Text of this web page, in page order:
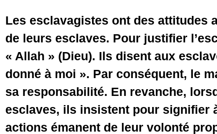
Les esclavagistes ont des attitudes
de leurs esclaves. Pour justifier
« Allah » (Dieu). Ils disent aux
donné à moi ». Par conséquent, le
sa responsabilité. En revanche,
esclaves, ils insistent pour signifier
actions émanent de leur volonté